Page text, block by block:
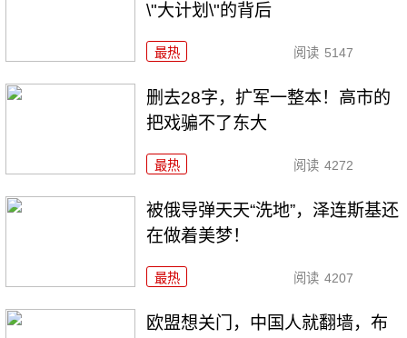
\"大计划\"的背后
最热 阅读 5147
删去28字，扩军一整本！高市的
把戏骗不了东大
最热 阅读 4272
被俄导弹天天“洗地”，泽连斯基还
在做着美梦！
最热 阅读 4207
欧盟想关门，中国人就翻墙，布